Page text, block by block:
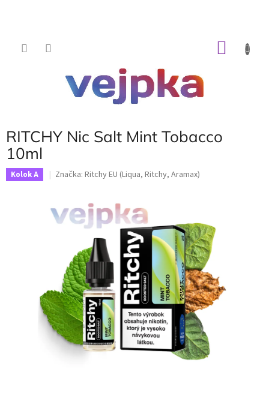
RITCHY Nic Salt Mint Tobacco
10ml
Kolok A Značka: Ritchy EU (Liqua, Ritchy, Aramax)